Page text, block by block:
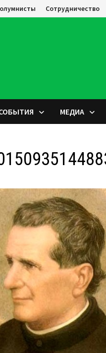
Сотрудничество
МЕДИА